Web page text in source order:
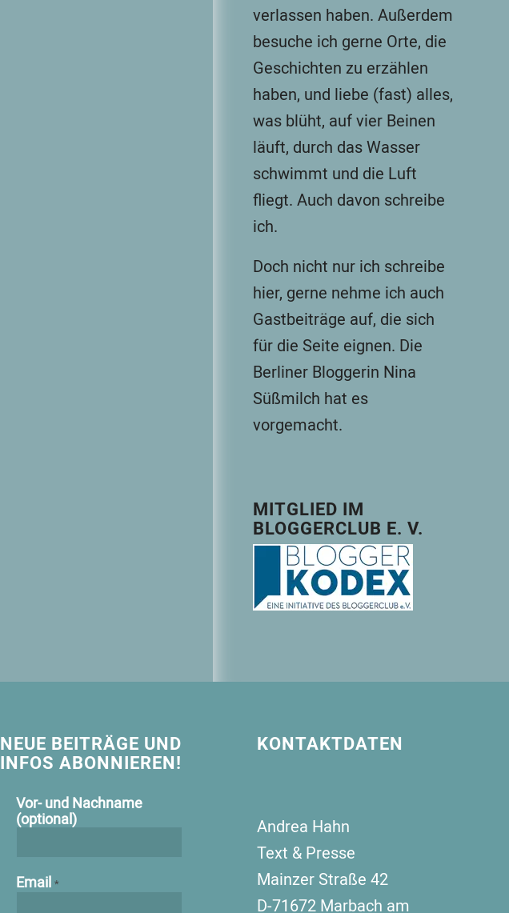
verlassen haben. Außerdem
besuche ich gerne Orte, die
Geschichten zu erzählen
haben, und liebe (fast) alles,
was blüht, auf vier Beinen
läuft, durch das Wasser
schwimmt und die Luft
fliegt. Auch davon schreibe
ich.
Doch nicht nur ich schreibe
hier, gerne nehme ich auch
Gastbeiträge auf, die sich
für die Seite eignen. Die
Berliner Bloggerin Nina
Süßmilch hat es
vorgemacht.
MITGLIED IM
BLOGGERCLUB E. V.
NEUE BEITRÄGE UND
INFOS ABONNIEREN!
Vor- und Nachname
(optional)
Email*
KONTAKTDATEN
Andrea Hahn
Text & Presse
Mainzer Straße 42
D-71672 Marbach am